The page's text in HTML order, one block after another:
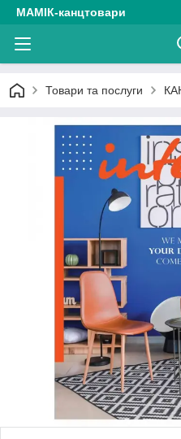
МАМІК-канцтовари
Товари та послуги